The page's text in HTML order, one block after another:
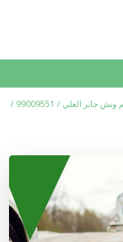
رقم ونش جابر العلي / 99009551‬ /